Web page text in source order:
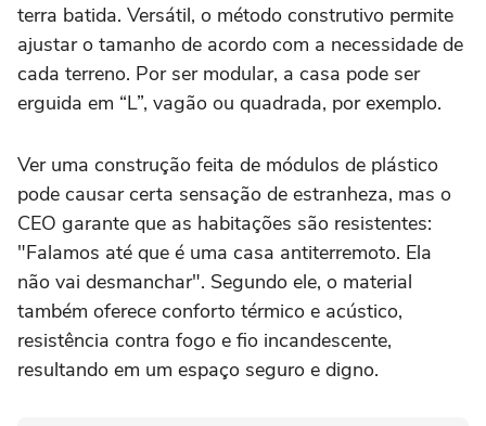
terra batida. Versátil, o método construtivo permite
ajustar o tamanho de acordo com a necessidade de
cada terreno. Por ser modular, a casa pode ser
erguida em “L”, vagão ou quadrada, por exemplo.
Ver uma construção feita de módulos de plástico
pode causar certa sensação de estranheza, mas o
CEO garante que as habitações são resistentes:
"Falamos até que é uma casa antiterremoto. Ela
não vai desmanchar". Segundo ele, o material
também oferece conforto térmico e acústico,
resistência contra fogo e fio incandescente,
resultando em um espaço seguro e digno.